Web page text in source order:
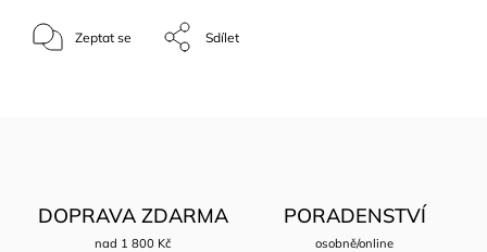
Zeptat se Sdílet
DOPRAVA ZDARMA
nad 1 800 Kč
PORADENSTVÍ
osobně/online